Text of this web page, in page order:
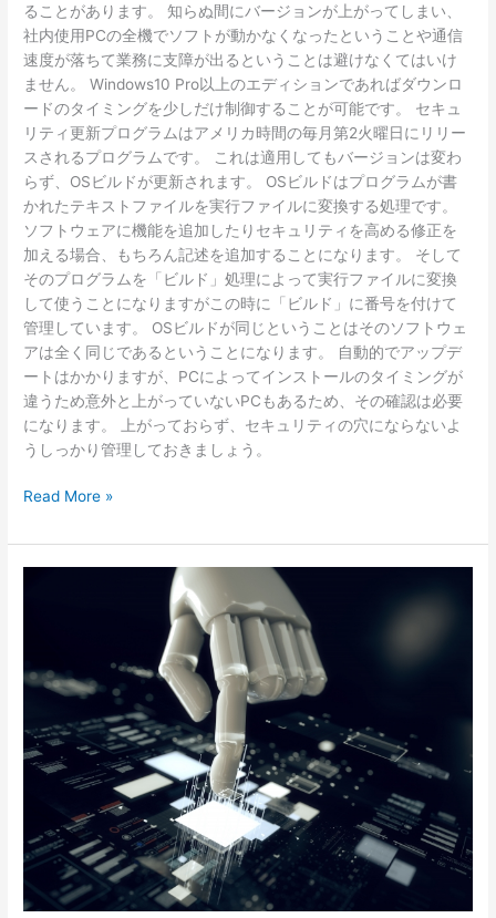
ることがあります。 知らぬ間にバージョンが上がってしまい、
社内使用PCの全機でソフトが動かなくなったということや通信
速度が落ちて業務に支障が出るということは避けなくてはいけ
ません。 Windows10 Pro以上のエディションであればダウンロ
ードのタイミングを少しだけ制御することが可能です。 セキュ
リティ更新プログラムはアメリカ時間の毎月第2火曜日にリリー
スされるプログラムです。 これは適用してもバージョンは変わ
らず、OSビルドが更新されます。 OSビルドはプログラムが書
かれたテキストファイルを実行ファイルに変換する処理です。
ソフトウェアに機能を追加したりセキュリティを高める修正を
加える場合、もちろん記述を追加することになります。 そして
そのプログラムを「ビルド」処理によって実行ファイルに変換
して使うことになりますがこの時に「ビルド」に番号を付けて
管理しています。 OSビルドが同じということはそのソフトウェ
アは全く同じであるということになります。 自動的でアップデ
ートはかかりますが、PCによってインストールのタイミングが
違うため意外と上がっていないPCもあるため、その確認は必要
になります。 上がっておらず、セキュリティの穴にならないよ
うしっかり管理しておきましょう。
Read More »
不
の
中
小
で